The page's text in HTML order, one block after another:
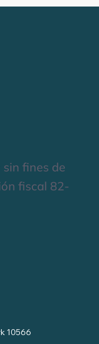
sin fines de
fiscal 82-
10566